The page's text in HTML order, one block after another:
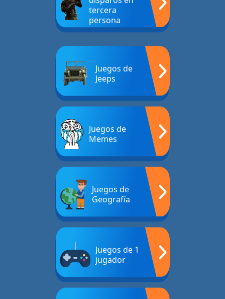
tercera
persona
Juegos de
Jeeps
Juegos de
Memes
Juegos de
Geografía
Juegos de 1
jugador